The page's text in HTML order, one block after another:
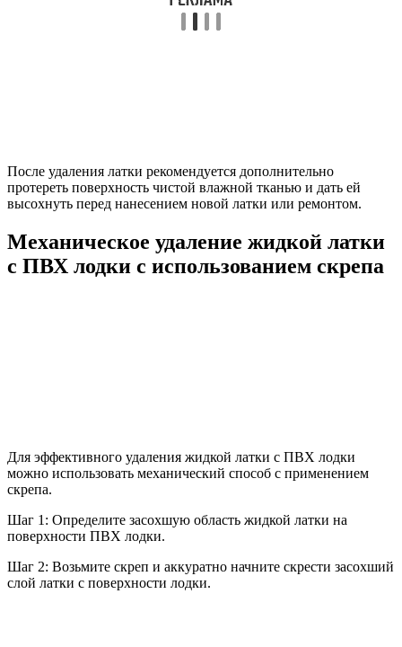
После удаления латки рекомендуется дополнительно
протереть поверхность чистой влажной тканью и дать ей
высохнуть перед нанесением новой латки или ремонтом.
Механическое удаление жидкой латки
с ПВХ лодки с использованием скрепа
Для эффективного удаления жидкой латки с ПВХ лодки
можно использовать механический способ с применением
скрепа.
Шаг 1: Определите засохшую область жидкой латки на
поверхности ПВХ лодки.
Шаг 2: Возьмите скреп и аккуратно начните скрести засохший
слой латки с поверхности лодки.